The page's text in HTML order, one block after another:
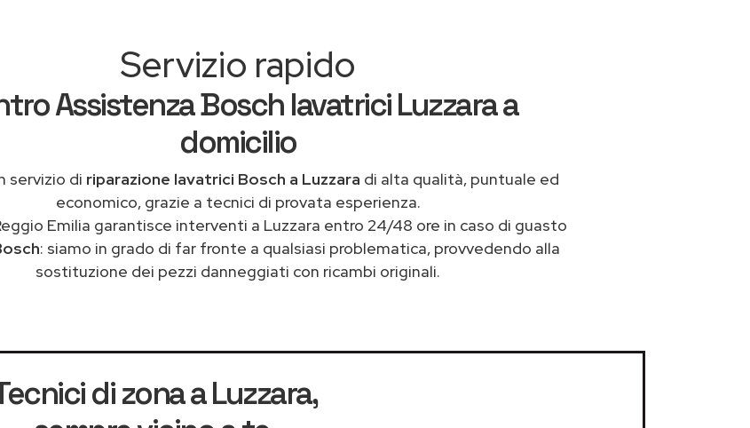
Servizio rapido
Assistenza Bosch lavatrici Luzzara a
domicilio
servizio di riparazione lavatrici Bosch a Luzzara di alta qualità, puntuale ed
economico, grazie a tecnici di provata esperienza.
Emilia garantisce interventi a Luzzara entro 24/48 ore in caso di guasto
: siamo in grado di far fronte a qualsiasi problematica, provvedendo alla
sostituzione dei pezzi danneggiati con ricambi originali.
di zona a Luzzara,